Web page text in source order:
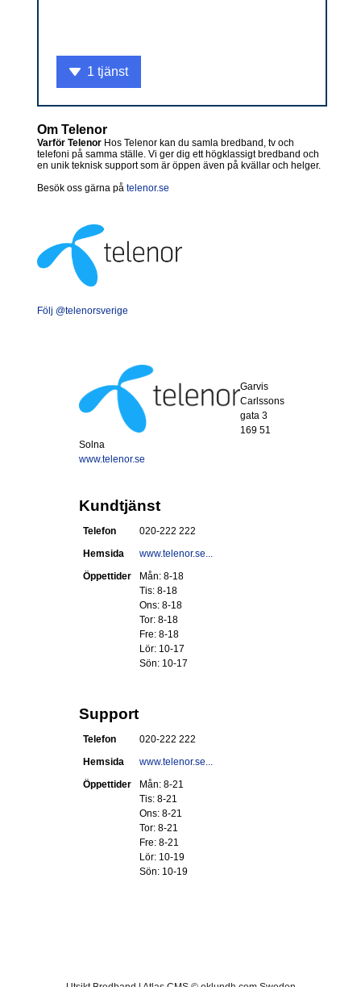
1 tjänst
Om Telenor
Varför Telenor Hos Telenor kan du samla bredband, tv och
telefoni på samma ställe. Vi ger dig ett högklassigt bredband och
en unik teknisk support som är öppen även på kvällar och helger.
Besök oss gärna på telenor.se
Följ @telenorsverige
Garvis
Carlssons
gata 3
169 51
Solna
www.telenor.se
Kundtjänst
Telefon
020-222 222
Hemsida
www.telenor.se...
Öppettider
Mån: 8-18
Tis: 8-18
Ons: 8-18
Tor: 8-18
Fre: 8-18
Lör: 10-17
Sön: 10-17
Support
Telefon
020-222 222
Hemsida
www.telenor.se...
Öppettider
Mån: 8-21
Tis: 8-21
Ons: 8-21
Tor: 8-21
Fre: 8-21
Lör: 10-19
Sön: 10-19